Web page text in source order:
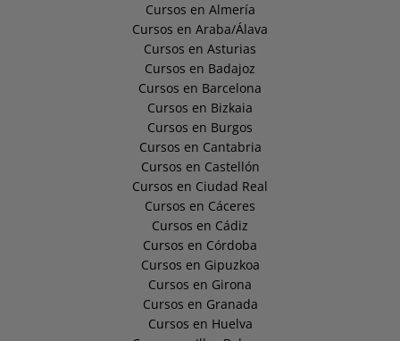
Cursos en Almería
Cursos en Araba/Álava
Cursos en Asturias
Cursos en Badajoz
Cursos en Barcelona
Cursos en Bizkaia
Cursos en Burgos
Cursos en Cantabria
Cursos en Castellón
Cursos en Ciudad Real
Cursos en Cáceres
Cursos en Cádiz
Cursos en Córdoba
Cursos en Gipuzkoa
Cursos en Girona
Cursos en Granada
Cursos en Huelva